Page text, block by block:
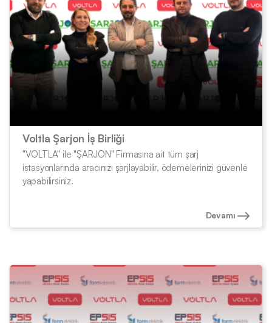
Voltla Şarjon İş Birliği
"VOLTLA" ile "ŞARJON" Firmasına ait tüm şarj
istasyonlarında aracınızı şarjlayabilir, ödemelerinizi güvenle
yapabilirsiniz.
Devamı